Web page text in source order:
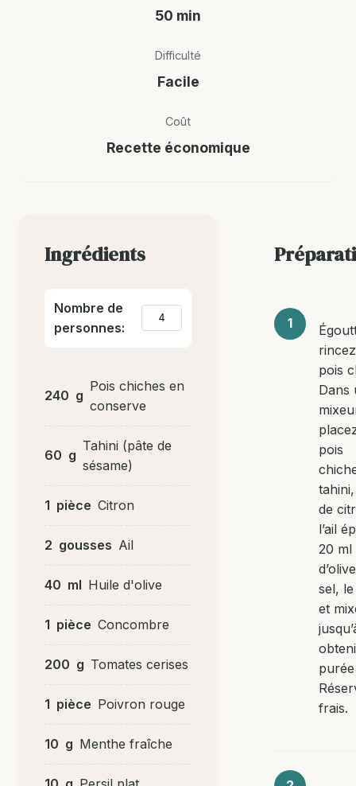
50 min
Difficulté
Facile
Coût
Recette économique
Ingrédients
Nombre de
personnes:
240 g
Pois chiches en
conserve
60 g
Tahini (pâte de
sésame)
1 pièce Citron
2 gousses Ail
40 ml Huile d'olive
1 pièce Concombre
200 g Tomates cerises
1 pièce Poivron rouge
10 g Menthe fraîche
pois
Dans
pois
de
l’ail
20 ml
sel,
et
frais.